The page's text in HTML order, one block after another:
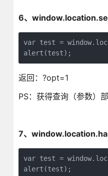
6、
var test =
alert(test);
返回：?opt=1
PS：获得查询（参数）
7、
var test =
alert(test);